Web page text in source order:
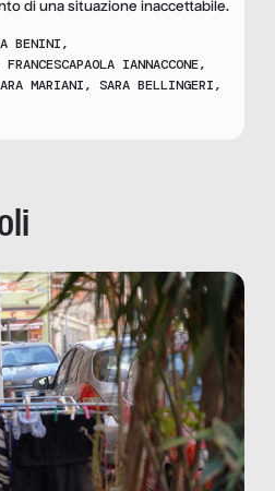
di una situazione inaccettabile.
BENINI,
FRANCESCAPAOLA IANNACCONE,
MARIANI, SARA BELLINGERI,